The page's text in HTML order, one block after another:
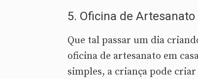
5. Oficina de Artesanato
Que tal passar um dia
oficina de artesanato em
simples, a criança pode